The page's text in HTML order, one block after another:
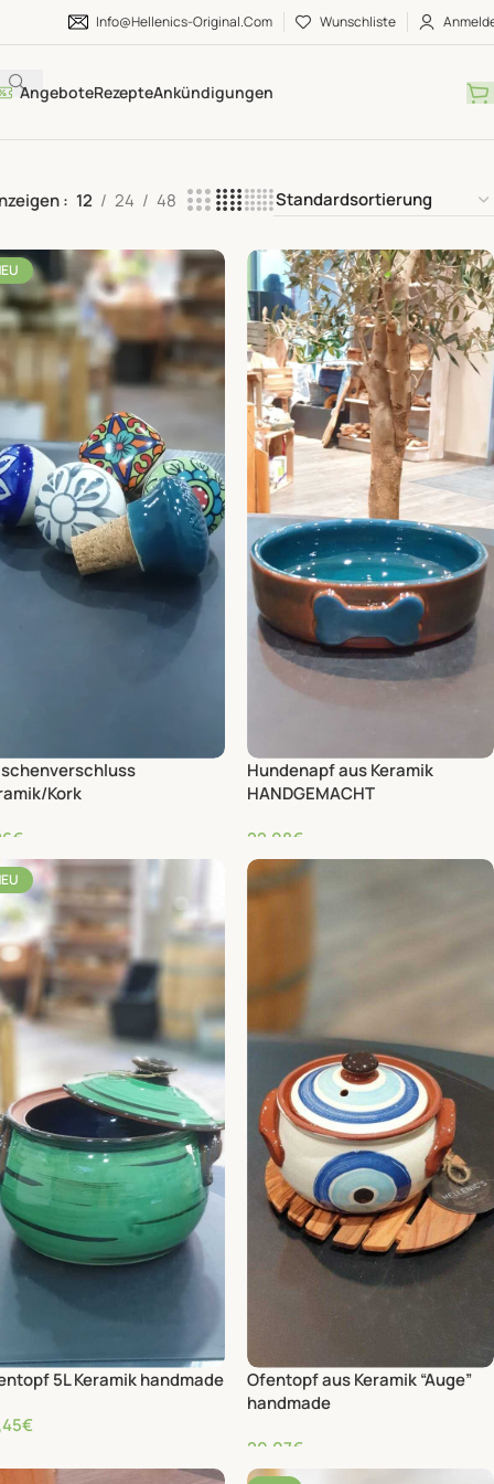
Info@hellenics-Original.com Wunschliste
AngeboteRezepteAnkündigungen
12 24 48
Kork
€
Hundenapf aus Keramik
HANDGEMACHT
22,08€
5L Keramik handmade
€
Ofentopf aus Keramik “Auge”
handmade
20,07€